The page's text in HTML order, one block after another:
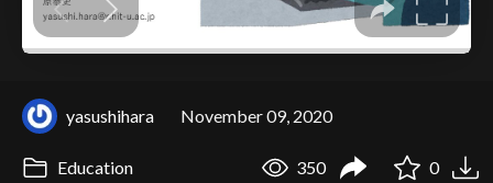
yasushihara November 09, 2020
Education 350 0